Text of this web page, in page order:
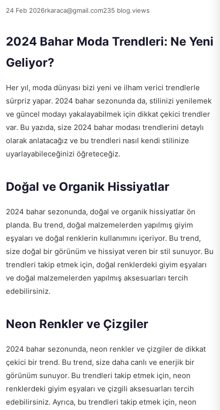
24 Feb 2026rkaraca@gmail.com235 blog.views
2024 Bahar Moda Trendleri: Ne Yeni
Geliyor?
Her yıl, moda dünyası bizi yeni ve ilham verici trendlerle
sürpriz yapar. 2024 bahar sezonunda da, stilinizi yenilemek
ve güncel modayı yakalayabilmek için dikkat çekici trendler
var. Bu yazıda, size 2024 bahar modası trendlerini detaylı
olarak anlatacağız ve bu trendleri nasıl kendi stilinize
uyarlayabileceğinizi öğreteceğiz.
Doğal ve Organik Hissiyatlar
2024 bahar sezonunda, doğal ve organik hissiyatlar ön
planda. Bu trend, doğal malzemelerden yapılmış giyim
eşyaları ve doğal renklerin kullanımını içeriyor. Bu trend,
size doğal bir görünüm ve hissiyat veren bir stil sunuyor. Bu
trendleri takip etmek için, doğal renklerdeki giyim eşyaları
ve doğal malzemelerden yapılmış aksesuarları tercih
edebilirsiniz.
Neon Renkler ve Çizgiler
2024 bahar sezonunda, neon renkler ve çizgiler de dikkat
çekici bir trend. Bu trend, size daha canlı ve enerjik bir
görünüm sunuyor. Bu trendleri takip etmek için, neon
renklerdeki giyim eşyaları ve çizgili aksesuarları tercih
edebilirsiniz. Ayrıca, bu trendleri takip etmek için, neon